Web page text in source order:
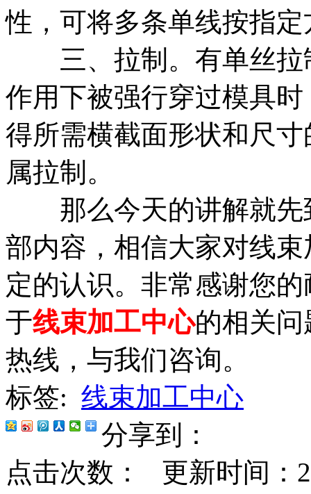
性，可将多条单线按指
三、拉制。有单丝拉
作用下被强行穿过模具
得所需横截面形状和尺
属拉制。
那么今天的讲解就先
部内容，相信大家对线
定的认识。非常感谢您
于线束加工中心的相关
热线，与我们咨询。
标签: 线束加工中心
分享到：
点击次数：
更新时间：